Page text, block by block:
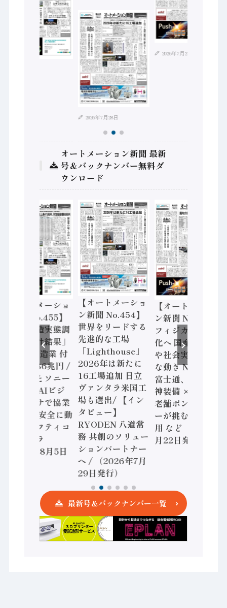
2026年7月28日
2026年7月21日
オートメーション新聞 最新
号＆バックナンバー無料ダ
ウンロード
【オートメーショ
ン新聞 No.455】
「経済構造実態調
査二次集計結果」
2024年製造業 付
加価値額86兆円 /
三菱電機とソニー
セミコン AIビジ
ョンセンサで協業
/ IDEC、安全に動
かすセーフティコ
ントローラ
（2026年8月5日
【オートメーショ
ン新聞 No.454】
世界をリードする
先進的な工場
「Lighthouse」
2026年は新たに
16工場追加 日立
ヴァンタラ米国工
場も選出/ 【イン
タビュー】
RYODEN 八道常
務 共創のソリュー
ションパートナー
へ / （2026年7月
29日発行）
【オートメーショ
ン新聞 No.453】
フィジカルAI本格
化へ 国産AI開発
や社会実装に活発
な動き Noetra、
富士通、日立 / 兵
神装備 × HMS、
老舗ポンプメーカ
ーが挑むデータ活
用 など（2026年7
月22日発行）
最新号＆バックナンバー一覧